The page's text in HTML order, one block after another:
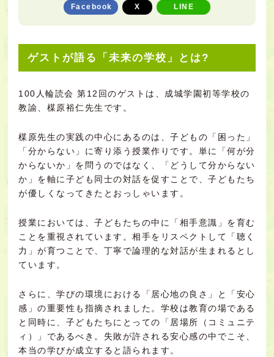
Facebook X LINE
ゲストが語る「未来の学校」とは?
100人輪読会 第12回のゲストは、成城学園初等学校の
教諭、楳原裕仁先生です。
楳原先生の実践の中心にあるのは、子どもの「困った」
「分からない」に寄り添う授業作りです。単に「何が分
からないか」を問うのではなく、「どうして分からない
か」を軸に子ども同士の対話を促すことで、子どもたち
が優しくなってきたとおっしゃいます。
授業においては、子どもたちの中に「相手意識」を育む
ことを重視されています。相手をリスペクトして「聴く
力」が育つことで、丁寧で論理的な対話が生まれるとし
ています。
さらに、学びの環境における「居心地の良さ」と「安心
感」の重要性も指摘されました。学校は教育の場である
と同時に、子どもたちにとっての「居場所（コミュニテ
ィ）」であるべき。失敗が許される安心感の中でこそ、
本当の学びが成立すると語られます。